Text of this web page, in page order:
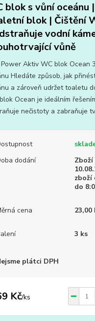
blok s vůní oceánu
blok | Čištění
vodní
vůně
Aktiv WC blok Ocean
Hledáte způsob, jak
a zároveň udržet toaletu
Ocean je ideálním
nečistoty a zabraňuje
dodání
Zboží
zboží
do
cena 23,00
3 ks
plátci DPH
Kč/ks